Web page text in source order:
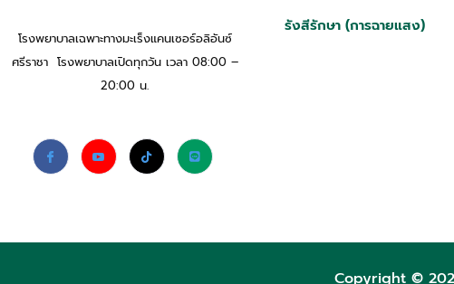
โรงพยาบาลเฉพาะทางมะเร็งแคนเซอร์อลิอันซ์
ศรีราชา โรงพยาบาลเปิดทุกวัน เวลา 08:00 –
20:00 น.
รังสีรักษา (การฉายแสง)
Copyright ©